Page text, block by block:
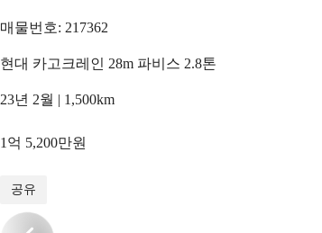
매물번호: 217362
현대 카고크레인 28m 파비스 2.8톤
23년 2월 | 1,500km
1억 5,200만원
공유
/20